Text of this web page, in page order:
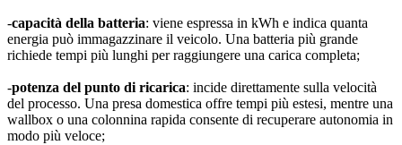
-capacità della batteria: viene espressa in kWh e indica quanta
energia può immagazzinare il veicolo. Una batteria più grande
richiede tempi più lunghi per raggiungere una carica completa;
-potenza del punto di ricarica: incide direttamente sulla velocità
del processo. Una presa domestica offre tempi più estesi, mentre una
wallbox o una colonnina rapida consente di recuperare autonomia in
modo più veloce;